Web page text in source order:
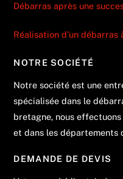
Débarras après une
Réalisation d’un débarras
NOTRE SOCIÉTÉ
Notre société est une
spécialisée dans le
bretagne, nous
et dans les départements
DEMANDE DE DEVIS